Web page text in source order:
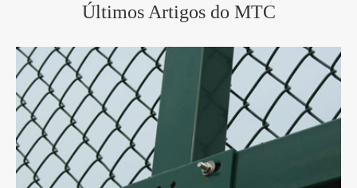
Últimos Artigos do MTC